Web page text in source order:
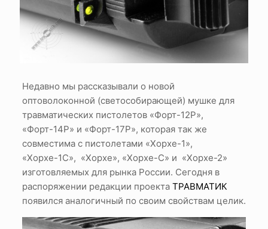
Недавно мы рассказывали о новой
оптоволоконной (светособирающей) мушке для
травматических пистолетов «Форт-12Р»,
«Форт-14Р» и «Форт-17Р», которая так же
совместима с пистолетами «Хорхе-1»,
«Хорхе-1С», «Хорхе», «Хорхе-С» и «Хорхе-2»
изготовляемых для рынка России. Сегодня в
распоряжении редакции проекта ТРАВМАТИК
появился аналогичный по своим свойствам целик.